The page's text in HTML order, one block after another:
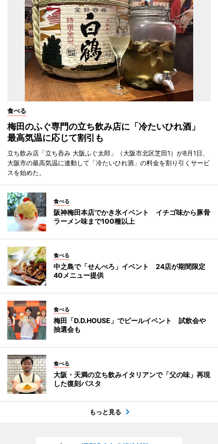
食べる
梅田のふぐ専門の立ち飲み店に「冷たいひれ酒」
最高気温に応じて割引も
立ち飲み店「立ち呑み 大阪ふぐ太郎」（大阪市北区芝田1）が8月1日、
大阪市の最高気温に連動して「冷たいひれ酒」の料金を割り引くサービ
スを始めた。
食べる
阪神梅田本店でかき氷イベント イチゴ味から豚骨
ラーメン味まで100種以上
食べる
中之島で「せんべろ」イベント 24店が期間限定
40メニュー提供
食べる
梅田「D.D.HOUSE」でビールイベント 試飲会や
抽選会も
食べる
大阪・天満の立ち飲みイタリアンで「父の味」再現
した復刻パスタ
もっと見る